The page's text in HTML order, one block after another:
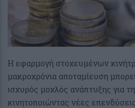
Η εφαρμογή στοχευμένων
μακροχρόνια αποταμίευση
ισχυρός μοχλός ανάπτυξης για
κινητοποιώντας νέες